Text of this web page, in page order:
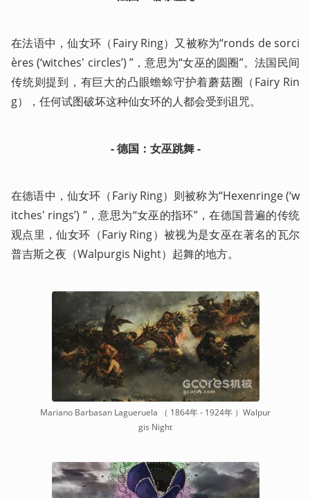
在法语中，仙女环（Fairy Ring）又被称为“ronds de sorci
ères (‘witches' circles’) ”，意思为“女巫的圆圈”。法国民间
传统则提到，有巨大的凸眼蟾蜍守护着蘑菇圈（Fairy Rin
g），任何试图破坏这种仙女环的人都会受到诅咒。
- 德国：女巫跳舞 -
在德语中，仙女环（Fariy Ring）则被称为“Hexenringe (‘w
itches' rings’) ”，意思为“女巫的指环”，在德国普遍的传统
观点里，仙女环（Fariy Ring）被视为是女巫在著名的瓦尔
普吉斯之夜（Walpurgis Night）起舞的地方。
Mariano Barbasan Lagueruela （ 1864年 - 1924年 ）Walpur
gis Night